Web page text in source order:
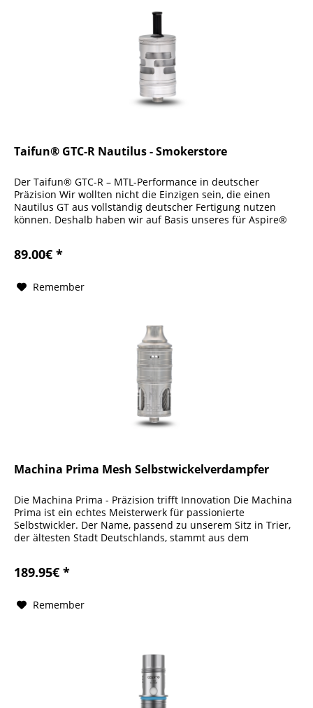
Taifun® GTC-R Nautilus - Smokerstore
Der Taifun® GTC-R – MTL-Performance in deutscher
Präzision Wir wollten nicht die Einzigen sein, die einen
Nautilus GT aus vollständig deutscher Fertigung nutzen
können. Deshalb haben wir auf Basis unseres für Aspire®
89.00€ *
Remember
Machina Prima Mesh Selbstwickelverdampfer
Die Machina Prima - Präzision trifft Innovation Die Machina
Prima ist ein echtes Meisterwerk für passionierte
Selbstwickler. Der Name, passend zu unserem Sitz in Trier,
der ältesten Stadt Deutschlands, stammt aus dem
189.95€ *
Remember